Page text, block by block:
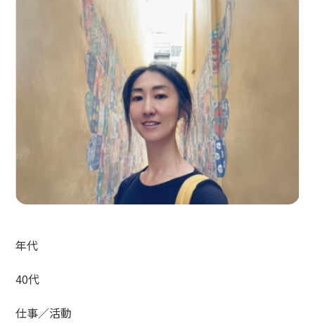
年代
40代
仕事／活動